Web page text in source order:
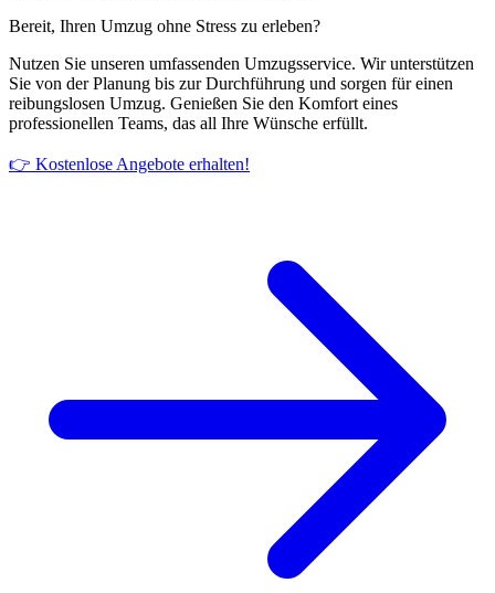
Bereit, Ihren Umzug ohne Stress zu erleben?
Nutzen Sie unseren umfassenden Umzugsservice. Wir unterstützen
Sie von der Planung bis zur Durchführung und sorgen für einen
reibungslosen Umzug. Genießen Sie den Komfort eines
professionellen Teams, das all Ihre Wünsche erfüllt.
👉 Kostenlose Angebote erhalten!